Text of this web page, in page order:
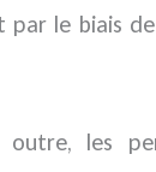
le biais de
outre, les